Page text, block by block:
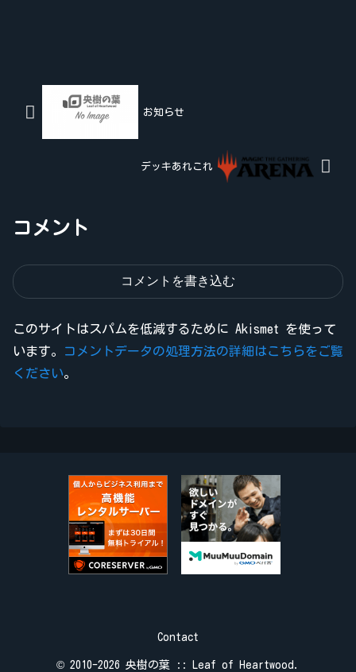
お知らせ
デッキあれこれ
コメント
コメントを書き込む
このサイトはスパムを低減するために Akismet を使って
います。
コメントデータの処理方法の詳細はこちらをご覧
ください。
Contact
© 2010-2026 央樹の葉 :: Leaf of Heartwood.